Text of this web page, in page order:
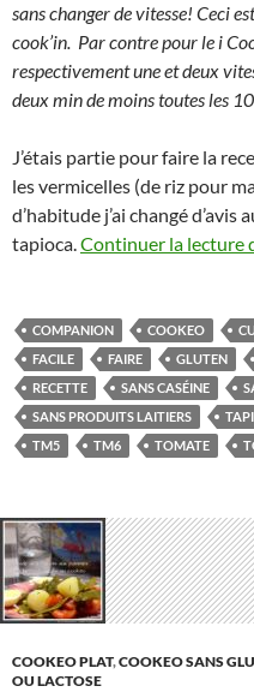
sans changer de vitesse! Ceci
cook’in. Par contre pour le i
respectivement une et deux
deux min de moins toutes les
J’étais partie pour faire la
les vermicelles (de riz pour
d’habitude j’ai changé d’avis
tapioca.Continuer la lecture
COMPANION COOKEO
FACILE
FAIRE GLUTEN
RECETTE
SANS CASÉINE
SANS PRODUITS LAITIERS
TM5
TM6 TOMATE
COOKEO PLAT,COOKEO SANS
OU LACTOSE